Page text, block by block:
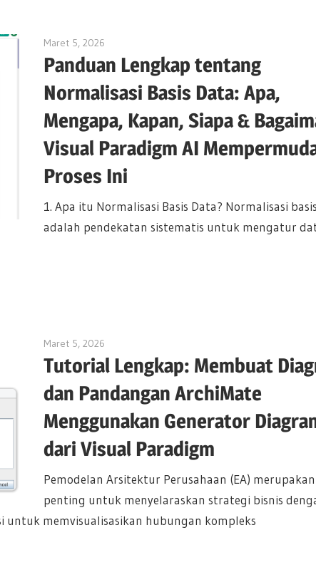
Maret 5, 2026
Panduan Lengkap tentang
Normalisasi Basis Data: Apa,
Mengapa, Kapan, Siapa &
Visual Paradigm AI
Proses Ini
1. Apa itu Normalisasi Basis Data? Normalisasi
adalah pendekatan sistematis untuk mengatur
Maret 5, 2026
Tutorial Lengkap: Membuat
dan Pandangan ArchiMate
Menggunakan Generator
dari Visual Paradigm
Pemodelan Arsitektur Perusahaan (EA)
penting untuk menyelaraskan strategi bisnis
memvisualisasikan hubungan kompleks